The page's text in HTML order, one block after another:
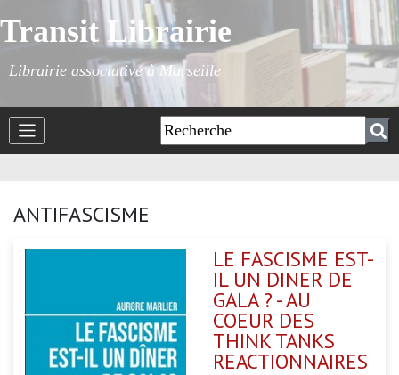
Transit Librairie
Librairie associative à Marseille
ANTIFASCISME
LE FASCISME EST-
IL UN DINER DE
GALA ? - AU
COEUR DES
THINK TANKS
REACTIONNAIRES